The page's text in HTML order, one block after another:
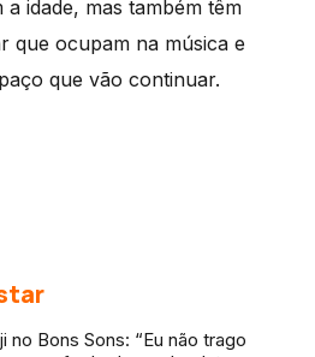
idade, mas também têm
que ocupam na música e
que vão continuar.
no Bons Sons: “Eu não trago